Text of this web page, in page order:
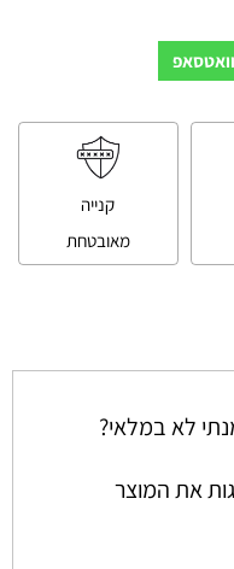
קנייה
מאובטחת
לא במלאי?
את המוצר